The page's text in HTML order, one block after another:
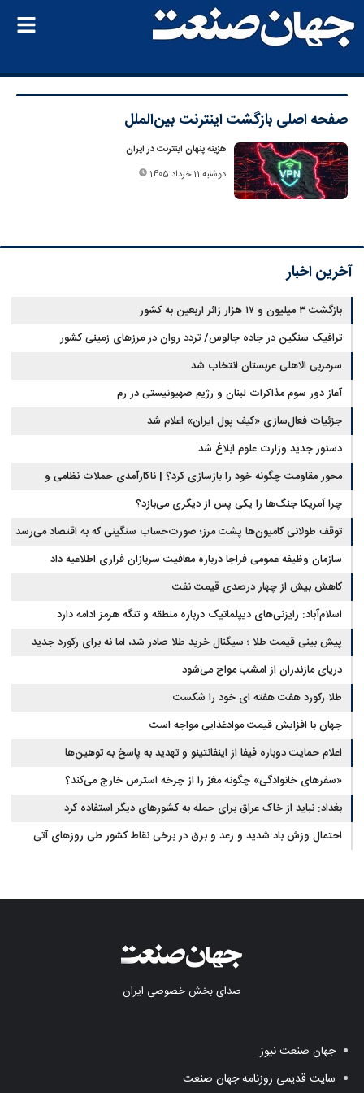
صفحه اصلی بازگشت اینترنت بین‌الملل
هزینه پنهان اینترنت در ایران
دوشنبه 11 خرداد 1405
آخرین اخبار
بازگشت ۳ میلیون و ۱۷ هزار زائر اربعین به کشور
ترافیک سنگین در جاده چالوس/ تردد روان در مرزهای زمینی کشور
سرمربی الاهلی عربستان انتخاب شد
آغاز دور سوم مذاکرات لبنان و رژیم صهیونیستی در رم
جزئیات فعال‌سازی «کیف پول ایران» اعلام شد
دستور جدید وزارت علوم ابلاغ شد
محور مقاومت چگونه خود را بازسازی کرد؟ | ناکارآمدی حملات نظامی و
تحریم‌ها در فروپاشی شبکه منطقه‌ای ایران
چرا آمریکا جنگ‌ها را یکی پس از دیگری می‌بازد؟
توقف طولانی کامیون‌ها پشت مرز؛ صورت‌حساب سنگینی که به اقتصاد می‌رسد
سازمان وظیفه عمومی فراجا درباره معافیت سربازان فراری اطلاعیه داد
کاهش بیش از چهار درصدی قیمت نفت
اسلام‌آباد: رایزنی‌های دیپلماتیک درباره منطقه و تنگه هرمز ادامه دارد
پیش بینی قیمت طلا ؛ سیگنال خرید طلا صادر شد، اما نه برای رکورد جدید
دریای مازندران از امشب مواج می‌شود
طلا رکورد هفت هفته ای خود را شکست
جهان با افزایش قیمت موادغذایی مواجه است
اعلام حمایت دوباره فیفا از اینفانتینو و تهدید به پاسخ به توهین‌ها
«سفرهای خانوادگی» چگونه مغز را از چرخه استرس خارج می‌کند؟
بغداد: نباید از خاک عراق برای حمله به کشورهای دیگر استفاده کرد
احتمال وزش باد شدید و رعد و برق در برخی نقاط کشور طی روزهای آتی
صدای بخش خصوصی ایران
جهان صنعت نیوز
سایت قدیمی روزنامه جهان صنعت